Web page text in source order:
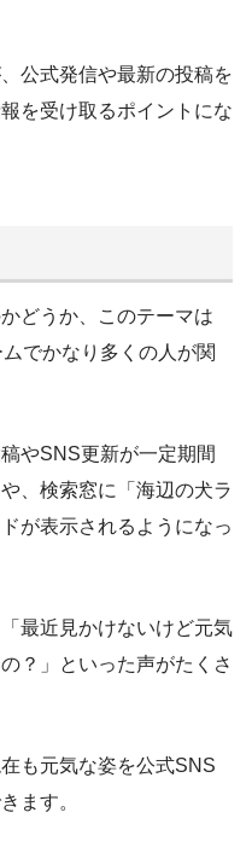
公式発信や最新の投稿を
を受け取るポイントにな
どうか、このテーマは
でかなり多くの人が関
やSNS更新が一定期間
、検索窓に「海辺の犬ラ
が表示されるようになっ
最近見かけないけど元気
？」といった声がたくさ
も元気な姿を公式SNS
ます。